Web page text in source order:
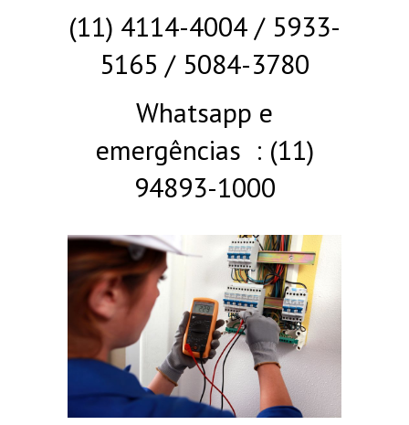
(11) 4114-4004 / 5933-
5165 / 5084-3780
Whatsapp e
emergências : (11)
94893-1000